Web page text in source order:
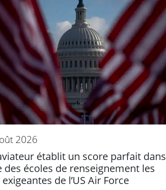
2026
établit un score parfait dans
des écoles de renseignement les
de l’US Air Force